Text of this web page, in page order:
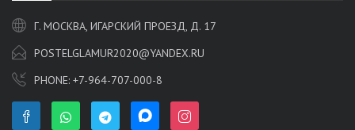
Г. МОСКВА, ИГАРСКИЙ ПРОЕЗД, Д. 17
POSTELGLAMUR2020@YANDEX.RU
PHONE: +7-964-707-000-8